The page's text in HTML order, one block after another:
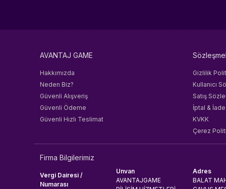
Jawaker
Joy Nice Games
M24PRO
Mojang
NimoTV
Nfinity Games
PUBG Studios
Rise
StoneSoft
AVANTAJ GAME
Hakkımızda
Neden Biz?
Güvenli Alışveriş
Güvenli Ödeme
Güvenli Hızlı Teslimat
Gizlilik
Kullanıcı
Satış
İptal & İade
KVKK
Çerez
Firma Bilgilerimiz
Vergi Dairesi /
Numarası
Unvan
AVANTAJGAME
Adres
BALAT